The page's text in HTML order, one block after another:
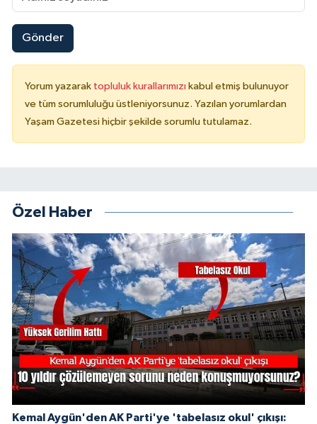
Gönder
Yorum yazarak topluluk kurallarımızı kabul etmiş bulunuyor
ve tüm sorumluluğu üstleniyorsunuz. Yazılan yorumlardan
Yaşam Gazetesi hiçbir şekilde sorumlu tutulamaz.
Özel Haber
Kemal Aygün'den AK Parti'ye 'tabelasız okul' çıkışı: